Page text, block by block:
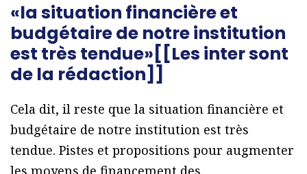
«la situation financière et
budgétaire de notre institution
est très tendue»[[Les inter sont
de la rédaction]]
Cela dit, il reste que la situation financière et
budgétaire de notre institution est très
tendue. Pistes et propositions pour augmenter